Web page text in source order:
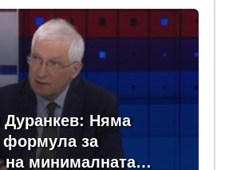
Няма
за
на минималната